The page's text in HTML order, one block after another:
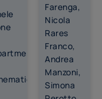
Farenga,
Nicola
Rares
Franco,
Andrea
Manzoni,
Simona